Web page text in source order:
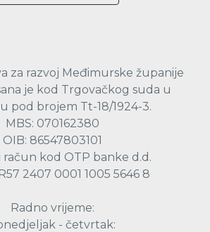
za razvoj Međimurske županije
je kod Trgovačkog suda u
pod brojem Tt-18/1924-3.
MBS: 070162380
OIB: 86547803101
račun kod OTP banke d.d.
2407 0001 1005 5646 8
Radno vrijeme:
- četvrtak: